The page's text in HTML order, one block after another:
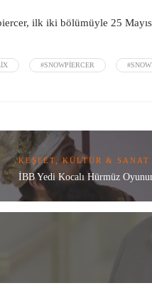
ilk iki bölümüyle 25
#SNOWPIERCER
KEŞFET KÜLTÜR & SANAT
İBB ​​Yedi Kocalı Hürmüz